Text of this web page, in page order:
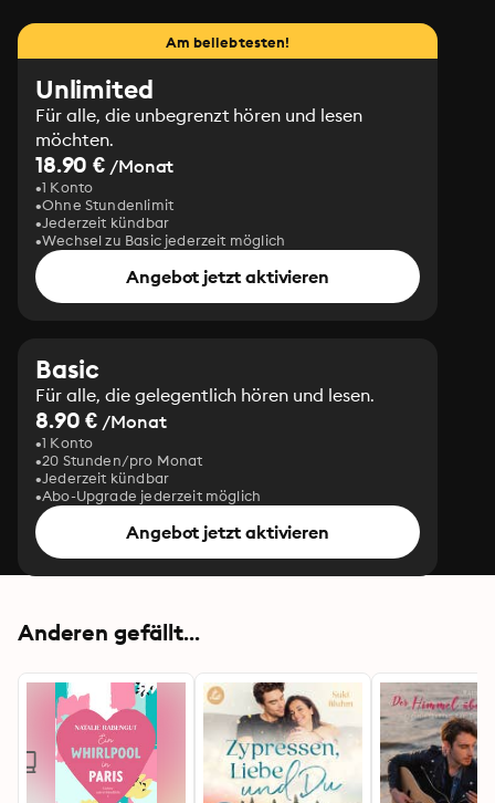
Am beliebtesten!
Unlimited
Für alle, die unbegrenzt hören und lesen
möchten.
18.90 € /Monat
1 Konto
Ohne Stundenlimit
Jederzeit kündbar
Wechsel zu Basic jederzeit möglich
Angebot jetzt aktivieren
Basic
Für alle, die gelegentlich hören und lesen.
8.90 € /Monat
1 Konto
20 Stunden/pro Monat
Jederzeit kündbar
Abo-Upgrade jederzeit möglich
Angebot jetzt aktivieren
Anderen gefällt...